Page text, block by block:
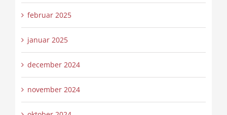
februar 2025
januar 2025
december 2024
november 2024